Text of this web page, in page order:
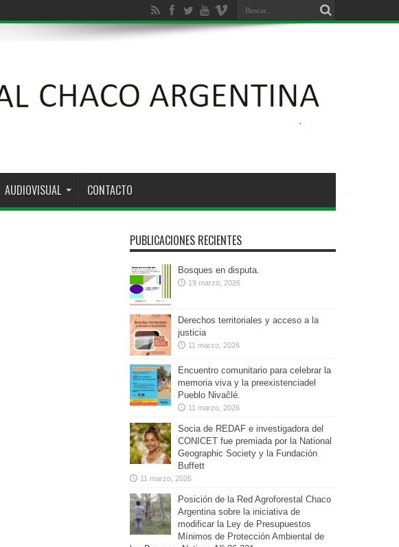
Mínimos de Protección Ambiental de los Bosques Nativos N° 26.331
AUDIOVISUAL CONTACTO
PUBLICACIONES RECIENTES
Bosques en disputa.
19 marzo, 2026
Derechos territoriales y acceso a la
justicia
11 marzo, 2026
Encuentro comunitario para celebrar la
memoria viva y la preexistenciadel
Pueblo Nivaĉlé.
11 marzo, 2026
Socia de REDAF e investigadora del
CONICET fue premiada por la National
Geographic Society y la Fundación
Buffett
11 marzo, 2026
Posición de la Red Agroforestal Chaco
Argentina sobre la iniciativa de
modificar la Ley de Presupuestos
Mínimos de Protección Ambiental de